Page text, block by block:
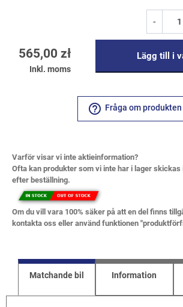
565,00 zł
Inkl. moms
-
Lägg till i
help_outline Fråga om produkten
Varför visar vi inte aktieinformation?
Ofta kan produkter som vi inte har i lager skickas
efter beställning.
Om du vill vara 100% säker på att en del finns
kontakta oss eller använd funktionen
Matchande bil Information